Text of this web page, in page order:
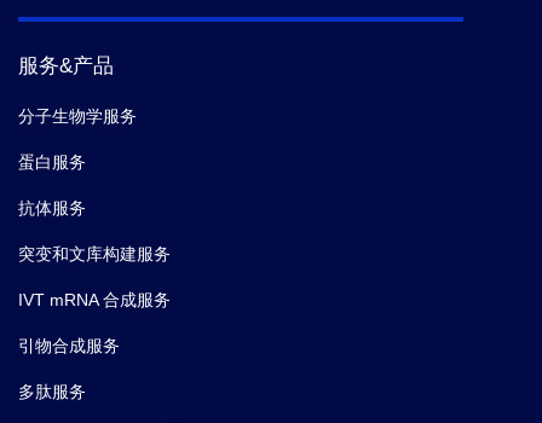
服务&产品
分子生物学服务
蛋白服务
抗体服务
突变和文库构建服务
IVT mRNA 合成服务
引物合成服务
多肽服务